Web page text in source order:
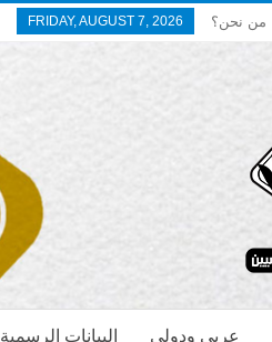
FRIDAY, AUGUST 7, 2026 من نحن؟
البيانات الرسمية عربي ودولي